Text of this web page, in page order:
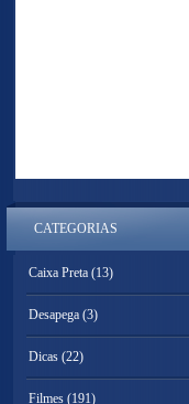
CATEGORIAS
Caixa Preta (13)
Desapega (3)
Dicas (22)
Filmes (191)